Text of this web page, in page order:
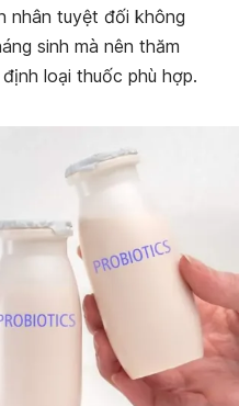
nhân tuyệt đối không
sinh mà nên thăm
loại thuốc phù hợp.